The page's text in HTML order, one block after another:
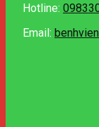
Hotline:
Email: